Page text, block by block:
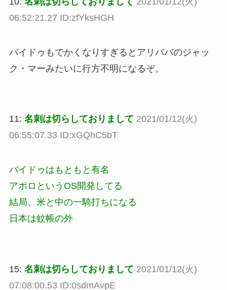
06:52:21.27 ID:zfYksHGH
バイドゥもでかくなりすぎるとアリババのジャッ
ク・マーみたいに行方不明になるぞ。
11: 名刺は切らしておりまして 2021/01/12(火)
06:55:07.33 ID:xGQhC5bT
バイドゥはもともと有名
アポロというOS開発してる
結局、米と中の一騎打ちになる
日本は蚊帳の外
15: 名刺は切らしておりまして 2021/01/12(火)
07:08:00.53 ID:0sdmAvpE